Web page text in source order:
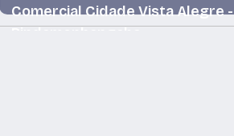
Comercial Cidade Vista Alegre -